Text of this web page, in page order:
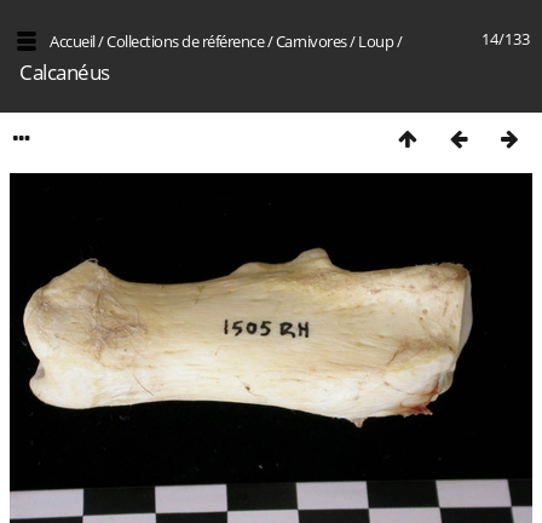
14/133
Accueil/Collections de référence/Carnivores/Loup/
Calcanéus